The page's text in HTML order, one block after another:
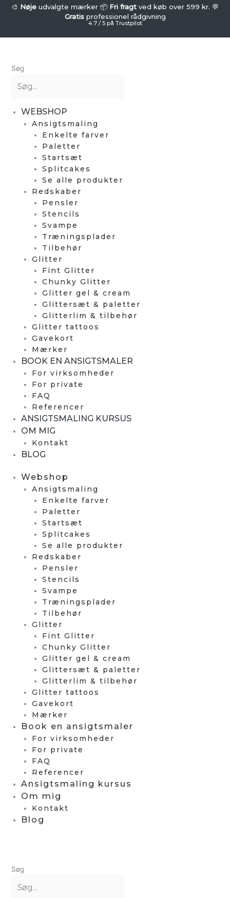
🎨 Nøje udvalgte mærker 📦 Fri fragt ved køb over 599 kr. 💬
Gratisprofessionel rådgivning
4.7 / 5 på Trustpilot
Søg
WEBSHOP
Ansigtsmaling
Enkelte farver
Paletter
Startsæt
Splitcakes
Se alle produkter
Redskaber
Pensler
Stencils
Svampe
Træningsplader
Tilbehør
Glitter
Fint Glitter
Chunky Glitter
Glitter gel & cream
Glittersæt & paletter
Glitterlim & tilbehør
Glitter tattoos
Gavekort
Mærker
BOOK EN ANSIGTSMALER
For virksomheder
For private
FAQ
Referencer
ANSIGTSMALING KURSUS
OM MIG
Kontakt
BLOG
Webshop
Ansigtsmaling
Enkelte farver
Paletter
Startsæt
Splitcakes
Se alle produkter
Redskaber
Pensler
Stencils
Svampe
Træningsplader
Tilbehør
Glitter
Fint Glitter
Chunky Glitter
Glitter gel & cream
Glittersæt & paletter
Glitterlim & tilbehør
Glitter tattoos
Gavekort
Mærker
Book en ansigtsmaler
For virksomheder
For private
FAQ
Referencer
Ansigtsmaling kursus
Om mig
Kontakt
Blog
Søg
SUPERSTAR
Pensel
(nr.